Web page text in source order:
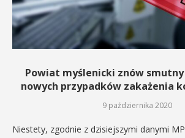
Powiat myślenicki znów smutny
nowych przypadków zakażenia
9 października 2020
Niestety, zgodnie z dzisiejszymi danymi